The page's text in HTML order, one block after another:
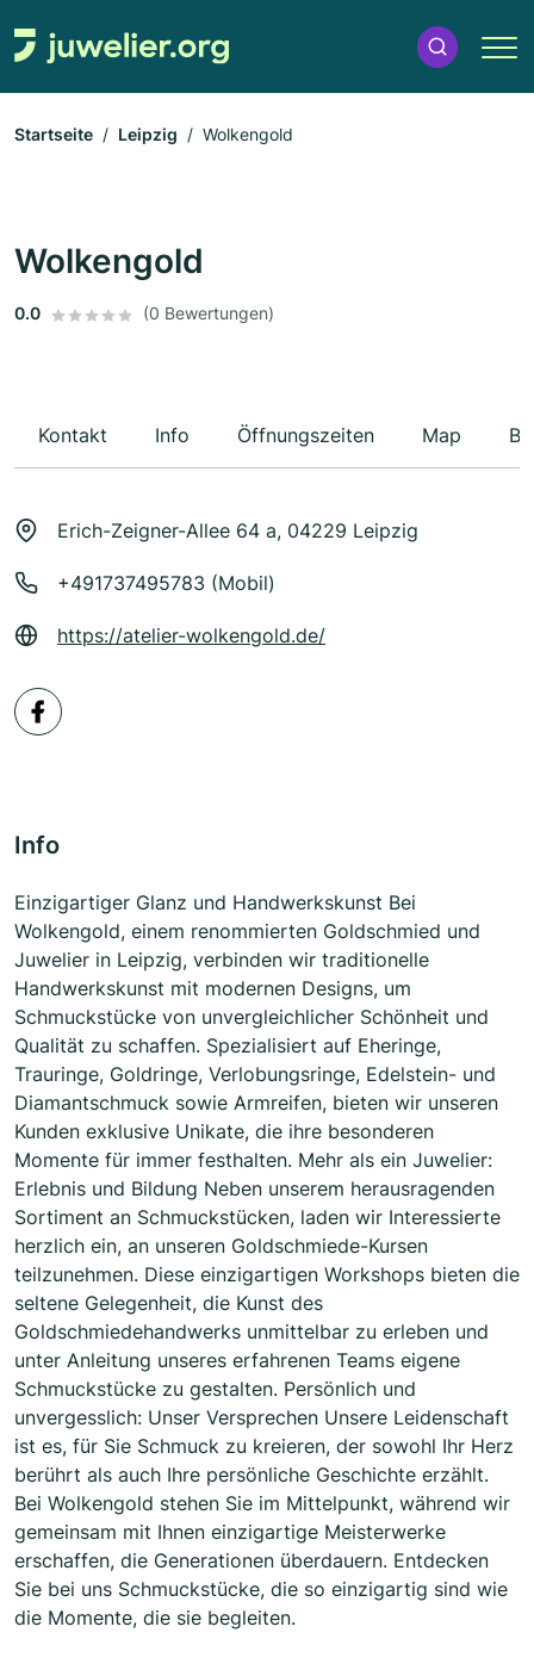
Startseite Leipzig Wolkengold
Wolkengold
0.0 (0 Bewertungen)
Kontakt Info Öffnungszeiten Map
Erich-Zeigner-Allee 64 a, 04229 Leipzig
+491737495783 (Mobil)
https://atelier-wolkengold.de/
Info
Einzigartiger Glanz und Handwerkskunst Bei
Wolkengold, einem renommierten Goldschmied und
Juwelier in Leipzig, verbinden wir traditionelle
Handwerkskunst mit modernen Designs, um
Schmuckstücke von unvergleichlicher Schönheit und
Qualität zu schaffen. Spezialisiert auf Eheringe,
Trauringe, Goldringe, Verlobungsringe, Edelstein- und
Diamantschmuck sowie Armreifen, bieten wir unseren
Kunden exklusive Unikate, die ihre besonderen
Momente für immer festhalten. Mehr als ein Juwelier:
Erlebnis und Bildung Neben unserem herausragenden
Sortiment an Schmuckstücken, laden wir Interessierte
herzlich ein, an unseren Goldschmiede-Kursen
teilzunehmen. Diese einzigartigen Workshops bieten die
seltene Gelegenheit, die Kunst des
Goldschmiedehandwerks unmittelbar zu erleben und
unter Anleitung unseres erfahrenen Teams eigene
Schmuckstücke zu gestalten. Persönlich und
unvergesslich: Unser Versprechen Unsere Leidenschaft
ist es, für Sie Schmuck zu kreieren, der sowohl Ihr Herz
berührt als auch Ihre persönliche Geschichte erzählt.
Bei Wolkengold stehen Sie im Mittelpunkt, während wir
gemeinsam mit Ihnen einzigartige Meisterwerke
erschaffen, die Generationen überdauern. Entdecken
Sie bei uns Schmuckstücke, die so einzigartig sind wie
die Momente, die sie begleiten.